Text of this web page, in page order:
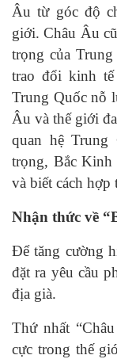
Âu từ góc độ
giới. Châu Âu
trọng của
trao đổi kinh
Trung Quốc nỗ
Âu và thế giới
quan hệ Trung
trọng, Bắc Kinh
và biết cách hợp
Nhận thức về
Để tăng cường
đặt ra yêu cầu
địa già.
Thứ nhất
cực trong thế